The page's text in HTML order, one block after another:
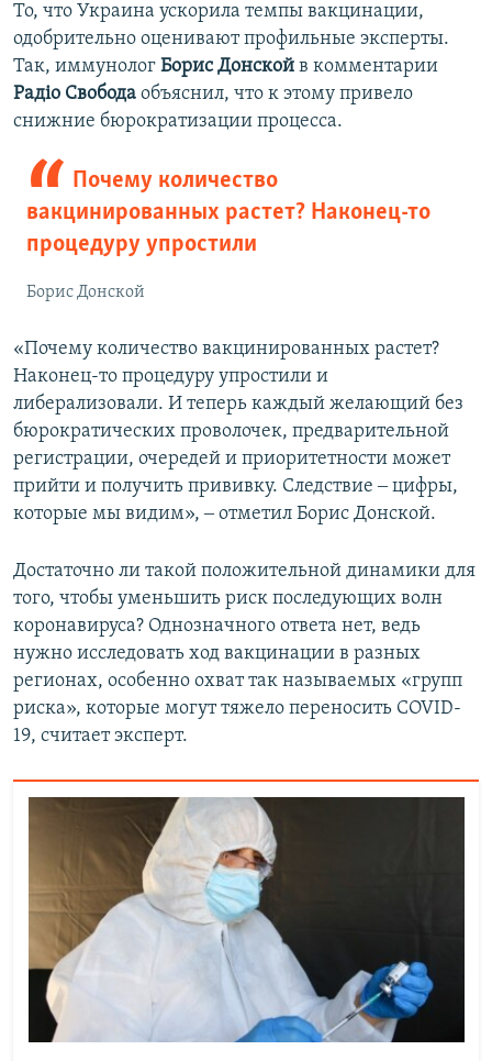
То, что Украина ускорила темпы вакцинации,
одобрительно оценивают профильные эксперты.
Так, иммунолог Борис Донской в комментарии
Радіо Свобода объяснил, что к этому привело
снижние бюрократизации процесса.
Почему количество
вакцинированных растет? Наконец-то
процедуру упростили
Борис Донской
«Почему количество вакцинированных растет?
Наконец-то процедуру упростили и
либерализовали. И теперь каждый желающий без
бюрократических проволочек, предварительной
регистрации, очередей и приоритетности может
прийти и получить прививку. Следствие ‒ цифры,
которые мы видим», ‒ отметил Борис Донской.
Достаточно ли такой положительной динамики для
того, чтобы уменьшить риск последующих волн
коронавируса? Однозначного ответа нет, ведь
нужно исследовать ход вакцинации в разных
регионах, особенно охват так называемых «групп
риска», которые могут тяжело переносить COVID-
19, считает эксперт.